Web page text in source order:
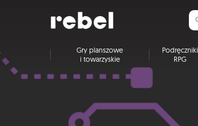
Gry planszowe
i towarzyskie
Podręczniki
RPG